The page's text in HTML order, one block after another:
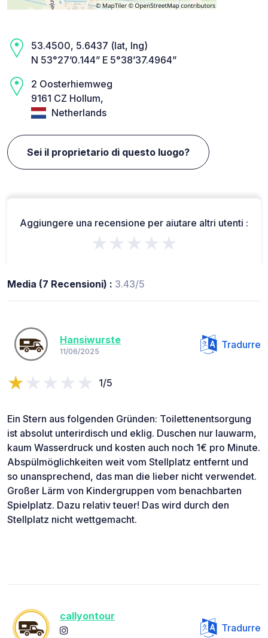
53.4500, 5.6437 (lat, lng)
N 53°27’0.144” E 5°38’37.4964”
2 Oosterhiemweg
9161 CZ Hollum,
Netherlands
Sei il proprietario di questo luogo?
Aggiungere una recensione per aiutare altri utenti :
★★★★★
Media (7 Recensioni) : 3.43/5
Hansiwurste
11/06/2025
Tradurre
1/5
Ein Stern aus folgenden Gründen: Toilettenentsorgung
ist absolut unterirdisch und eklig. Duschen nur lauwarm,
kaum Wasserdruck und kosten auch noch 1€ pro Minute.
Abspülmöglichkeiten weit vom Stellplatz entfernt und
so unansprechend, das man die lieber nicht verwendet.
Großer Lärm von Kindergruppen vom benachbarten
Spielplatz. Dazu relativ teuer! Das wird durch den
Stellplatz nicht wettgemacht.
callyontour
Tradurre